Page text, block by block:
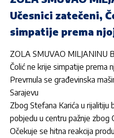
Učesnici zatečeni,
simpatije prema
ZOLA SMUVAO MILJANINU
Čolić ne krije simpatije prema
Prevrnula se građevinska
Sarajevu
Zbog Stefana Karića u rijalitiju
pobjedu u centru pažnje zbog
Očekuje se hitna reakcija